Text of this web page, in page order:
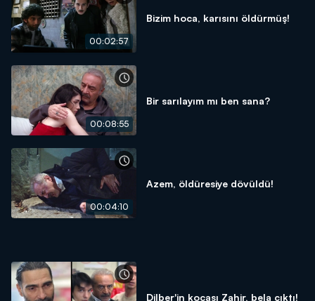
00:02:57
Bizim hoca, karısını öldürmüş!
00:08:55
Bir sarılayım mı ben sana?
00:04:10
Azem, öldüresiye dövüldü!
Dilber'in kocası Zahir, bela çıktı!